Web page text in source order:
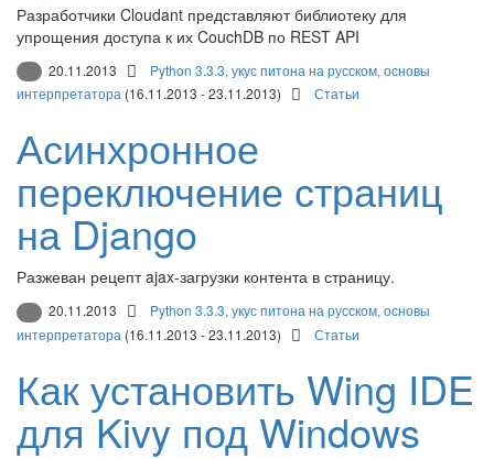
Разработчики Cloudant представляют библиотеку для
упрощения доступа к их CouchDB по REST API
20.11.2013
Python 3.3.3, укус питона на русском, основы
интерпретатора (16.11.2013 - 23.11.2013) Статьи
Асинхронное
переключение страниц
на Django
Разжеван рецепт ajax-загрузки контента в страницу.
20.11.2013
Python 3.3.3, укус питона на русском, основы
интерпретатора (16.11.2013 - 23.11.2013) Статьи
Как установить Wing IDE
для Kivy под Windows